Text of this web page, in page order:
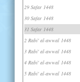
29 Safar 1448
30 Safar 1448
31 Safar 1448
2 Rabi' al-awwal 1448
3 Rabi' al-awwal 1448
4 Rabi' al-awwal 1448
5 Rabi' al-awwal 1448